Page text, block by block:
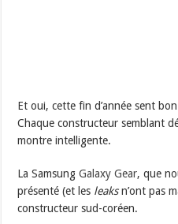
Et oui, cette fin d’année sent
Chaque constructeur semblant
montre intelligente.
La SamsungGalaxy Gear, que
présenté (et les leaksn’ont pas
constructeur sud-coréen.